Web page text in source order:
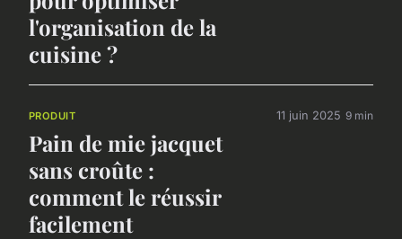
l'organisation de la
cuisine ?
PRODUIT
Pain de mie jacquet
sans croûte :
comment le réussir
facilement
11 juin 2025 9 min